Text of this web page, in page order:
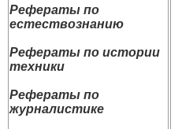
Рефераты по
естествознанию
Рефераты по истории
техники
Рефераты по
журналистике